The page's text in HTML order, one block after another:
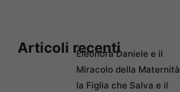
Articoli recentiEleonora Daniele e il
Miracolo della
la Figlia che Salva e il